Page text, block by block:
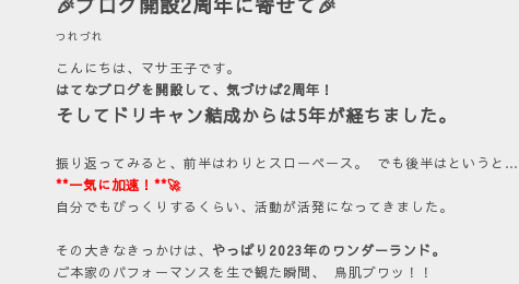
つれづれ
こんにちは、マサ王子です。
はてなブログを開設して、気づけば2周年！
そしてドリキャン結成からは5年が経ちました。
振り返ってみると、前半はわりとスローペース。 でも後半はという
**一気に加速！**🚀
自分でもびっくりするくらい、活動が活発になってきました。
その大きなきっかけは、 やっぱり2023年のワンダーランド。
ご本家のパフォーマンスを生で観た瞬間、 鳥肌ブワッ！！